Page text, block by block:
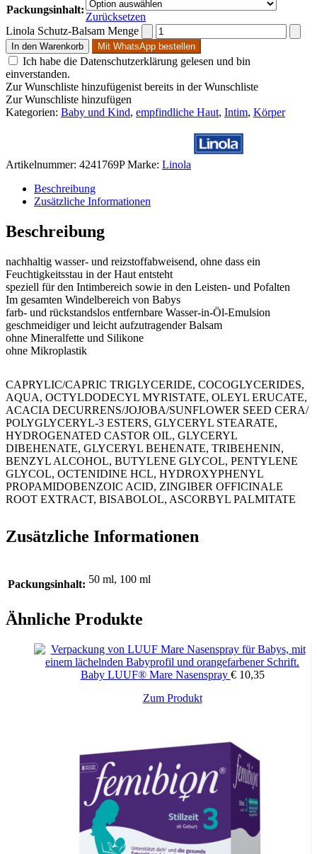
Packungsinhalt:
Zurücksetzen
Linola Schutz-Balsam Menge
In den Warenkorb Mit WhatsApp bestellen
Ich habe die Datenschutzerklärung gelesen und bin
einverstanden.
Zur Wunschliste hinzufügenist bereits in der Wunschliste
Zur Wunschliste hinzufügen
Kategorien: Baby und Kind, empfindliche Haut, Intim, Körper
Artikelnummer: 4241769P Marke: Linola
Beschreibung
Zusätzliche Informationen
Beschreibung
nachhaltig wasser- und reizstoffabweisend, ohne dass ein
Feuchtigkeitsstau in der Haut entsteht
speziell für den Intimbereich sowie in den Leisten- und Pofalten
Im gesamten Windelbereich von Babys
farb- und rückstandslos entfernbare Wasser-in-Öl-Emulsion
geschmeidiger und leicht aufzutragender Balsam
ohne Mineralfette und Silikone
ohne Mikroplastik
CAPRYLIC/CAPRIC TRIGLYCERIDE, COCOGLYCERIDES,
AQUA, OCTYLDODECYL MYRISTATE, OLEYL ERUCATE,
ACACIA DECURRENS/JOJOBA/SUNFLOWER SEED CERA/
POLYGLYCERYL-3 ESTERS, GLYCERYL STEARATE,
HYDROGENATED CASTOR OIL, GLYCERYL
DIBEHENATE, GLYCERYL BEHENATE, TRIBEHENIN,
BENZYL ALCOHOL, BUTYLENE GLYCOL, PENTYLENE
GLYCOL, OCTENIDINE HCL, HYDROXYPHENYL
PROPAMIDOBENZOIC ACID, ZINGIBER OFFICINALE
ROOT EXTRACT, BISABOLOL, ASCORBYL PALMITATE
Zusätzliche Informationen
Packungsinhalt: 50 ml, 100 ml
Ähnliche Produkte
Baby LUUF® Mare Nasenspray €10,35
Zum Produkt